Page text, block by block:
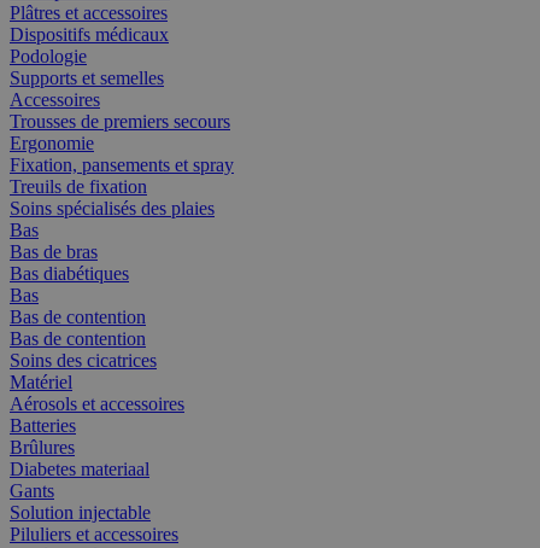
Plâtres et accessoires
Dispositifs médicaux
Podologie
Supports et semelles
Accessoires
Trousses de premiers secours
Ergonomie
Fixation, pansements et spray
Treuils de fixation
Soins spécialisés des plaies
Bas
Bas de bras
Bas diabétiques
Bas
Bas de contention
Bas de contention
Soins des cicatrices
Matériel
Aérosols et accessoires
Batteries
Brûlures
Diabetes materiaal
Gants
Solution injectable
Piluliers et accessoires